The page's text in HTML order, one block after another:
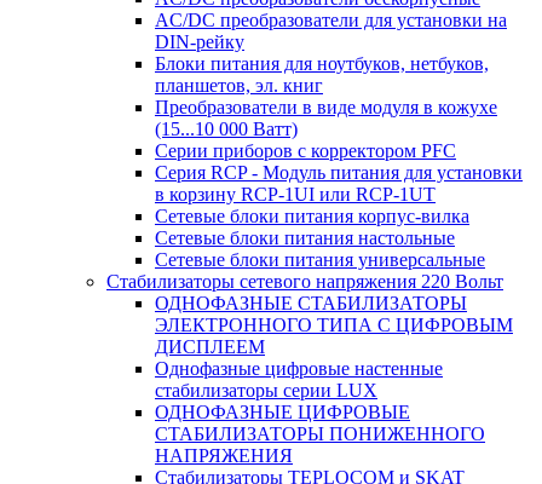
AC/DC преобразователи для установки на
DIN-рейку
Блоки питания для ноутбуков, нетбуков,
планшетов, эл. книг
Преобразователи в виде модуля в кожухе
(15...10 000 Ватт)
Серии приборов с корректором PFC
Серия RCP - Модуль питания для установки
в корзину RCP-1UI или RCP-1UT
Сетевые блоки питания корпус-вилка
Сетевые блоки питания настольные
Сетевые блоки питания универсальные
Стабилизаторы сетевого напряжения 220 Вольт
ОДНОФАЗНЫЕ СТАБИЛИЗАТОРЫ
ЭЛЕКТРОННОГО ТИПА С ЦИФРОВЫМ
ДИСПЛЕЕМ
Однофазные цифровые настенные
стабилизаторы серии LUX
ОДНОФАЗНЫЕ ЦИФРОВЫЕ
СТАБИЛИЗАТОРЫ ПОНИЖЕННОГО
НАПРЯЖЕНИЯ
Стабилизаторы TEPLOCOM и SKAT